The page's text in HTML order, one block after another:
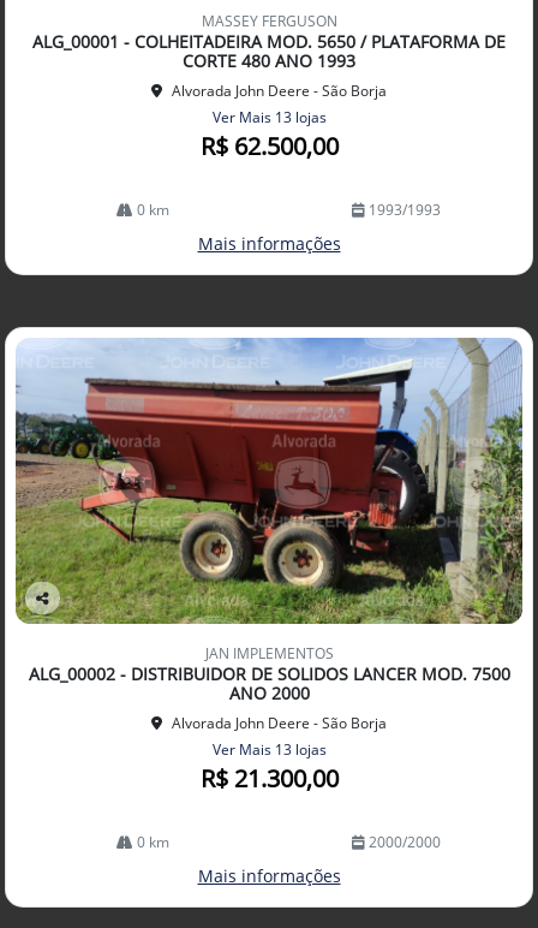
arti
lhe
MASSEY FERGUSON
ALG_00001 - COLHEITADEIRA MOD. 5650 / PLATAFORMA DE
CORTE 480 ANO 1993
Alvorada John Deere - São Borja
Ver Mais 13 lojas
R$ 62.500,00
0 km 1993/1993
Mais informações
Co
arti
lhe
JAN IMPLEMENTOS
ALG_00002 - DISTRIBUIDOR DE SOLIDOS LANCER MOD. 7500
ANO 2000
Alvorada John Deere - São Borja
Ver Mais 13 lojas
R$ 21.300,00
0 km 2000/2000
Mais informações